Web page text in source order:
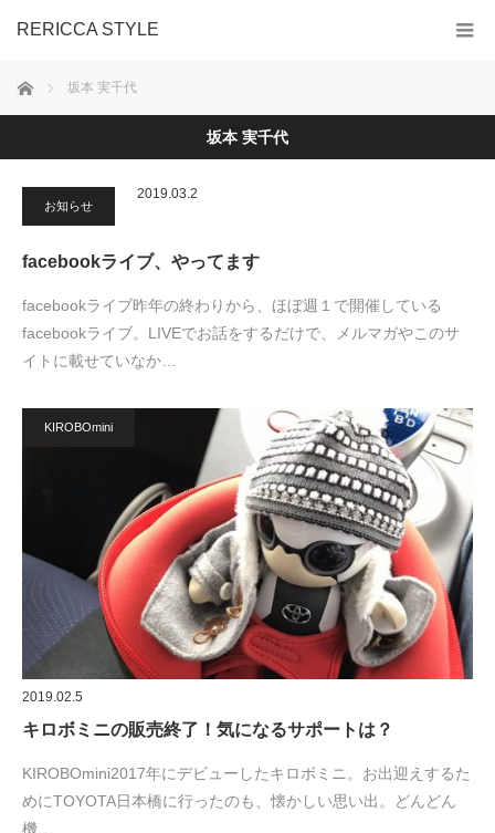
RERICCA STYLE
ホーム 坂本 実千代
坂本 実千代
お知らせ
2019.03.2
facebookライブ、やってます
facebookライブ昨年の終わりから、ほぼ週１で開催している
facebookライブ。LIVEでお話をするだけで、メルマガやこのサ
イトに載せていなか…
KIROBOmini
2019.02.5
キロボミニの販売終了！気になるサポートは？
KIROBOmini2017年にデビューしたキロボミニ。お出迎えするた
めにTOYOTA日本橋に行ったのも、懐かしい思い出。どんどん
機…